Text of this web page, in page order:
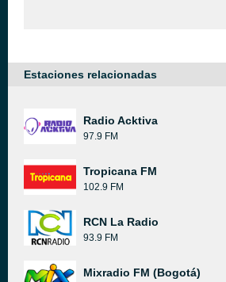
Estaciones relacionadas
Radio Acktiva
97.9 FM
Tropicana FM
102.9 FM
RCN La Radio
93.9 FM
Mixradio FM (Bogotá)